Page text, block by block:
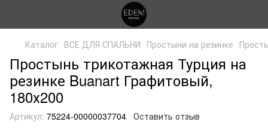
Каталог ВСЕ ДЛЯ СПАЛЬНИ Простыни на резинке
Простынь трикотажная Турция на
резинке Buanart Графитовый,
180х200
Артикул: 75224-00000037704 Оставить отзыв